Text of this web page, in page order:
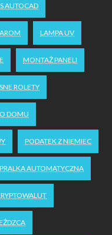
AUTOCAD
LAMPA UV
MONTAŻ PANELI
ROLETY
DOMU
PODATEK Z NIEMIEC
PRALKA AUTOMATYCZNA